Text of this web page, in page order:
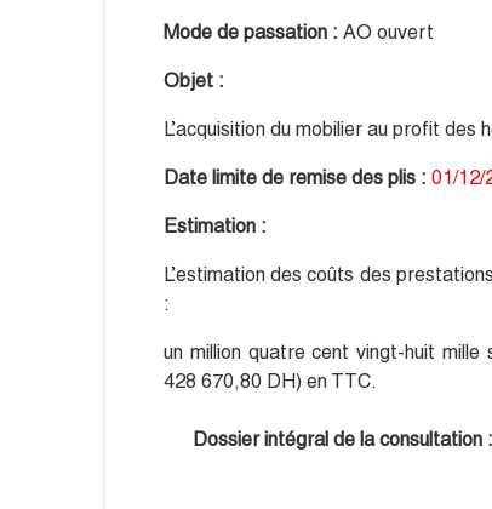
Mode de passation : AO ouvert
Objet :
L’acquisition du mobilier au profit
Date limite de remise des plis : 01/12/
Estimation :
L’estimation des coûts des
:
un million quatre cent vingt-huit
428 670,80 DH) en TTC.
Dossier intégral de la consultation :